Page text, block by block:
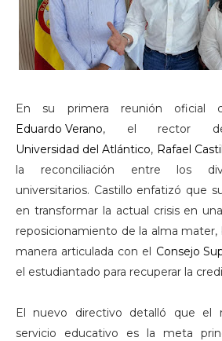
En su primera reunión oficial
Eduardo Verano, el rector
Universidad del Atlántico, Rafael
la reconciliación entre los
universitarios. Castillo enfatizó que
en transformar la actual crisis en
reposicionamiento de la alma mater,
manera articulada con el Consejo
el estudiantado para recuperar la
El nuevo directivo detalló que el
servicio educativo es la meta